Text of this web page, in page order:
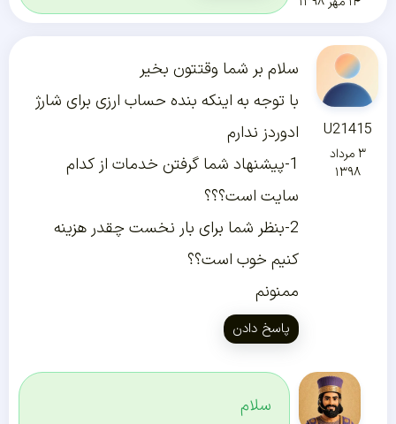
U21415
۳ مرداد
۱۳۹۸
سلام بر شما وقتتون بخیر
با توجه به اینکه بنده حساب ارزی برای شارژ
ادوردز ندارم
1-پیشنهاد شما گرفتن خدمات از کدام
سایت است؟؟؟
2-بنظر شما برای بار نخست چقدر هزینه
کنیم خوب است؟؟
ممنونم
پاسخ دادن
سلام